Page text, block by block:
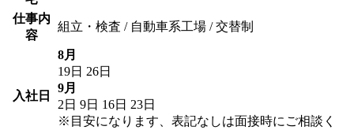
仕事内
容
組立・検査 / 自動車系工場 / 交替制
入社日
8月
19日 26日
9月
2日 9日 16日 23日
※目安になります、表記なしは面接時にご相談く